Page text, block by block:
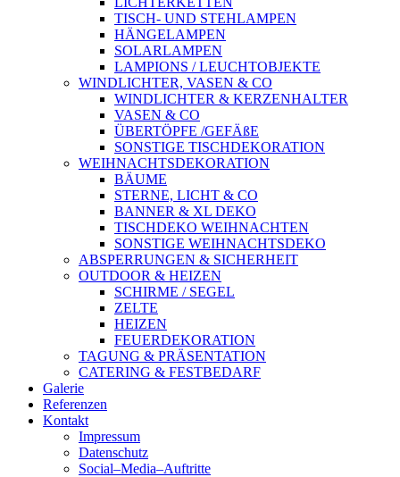
TISCH- UND STEHLAMPEN
HÄNGELAMPEN
SOLARLAMPEN
LAMPIONS / LEUCHTOBJEKTE
WINDLICHTER, VASEN & CO
WINDLICHTER & KERZENHALTER
VASEN & CO
ÜBERTÖPFE /GEFÄßE
SONSTIGE TISCHDEKORATION
WEIHNACHTSDEKORATION
BÄUME
STERNE, LICHT & CO
BANNER & XL DEKO
TISCHDEKO WEIHNACHTEN
SONSTIGE WEIHNACHTSDEKO
ABSPERRUNGEN & SICHERHEIT
OUTDOOR & HEIZEN
SCHIRME / SEGEL
ZELTE
HEIZEN
FEUERDEKORATION
TAGUNG & PRÄSENTATION
CATERING & FESTBEDARF
Galerie
Referenzen
Kontakt
Impressum
Datenschutz
Social–Media–Auftritte